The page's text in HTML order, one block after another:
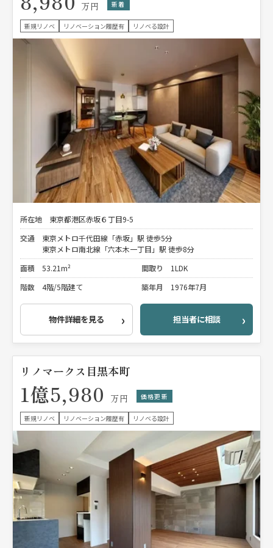
万円 新着
新規リノベ リノベーション履歴有 リノベる設計
所在地
東京都港区赤坂６丁目9-5
交通
東京メトロ千代田線「赤坂」駅 徒歩5分
東京メトロ南北線「六本木一丁目」駅 徒歩8分
面積
53.21m² 間取り
1LDK
階数
4階/5階建て 築年月 1976年7月
物件詳細を見る 担当者に相談
リノマークス目黒本町
1億5,980 万円 価格更新
新規リノベ リノベーション履歴有 リノベる設計